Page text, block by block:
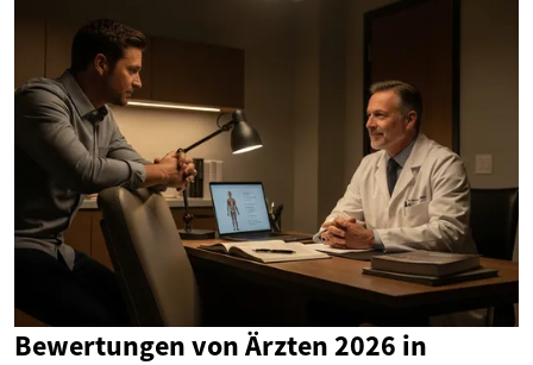
Bewertungen von Ärzten 2026 in